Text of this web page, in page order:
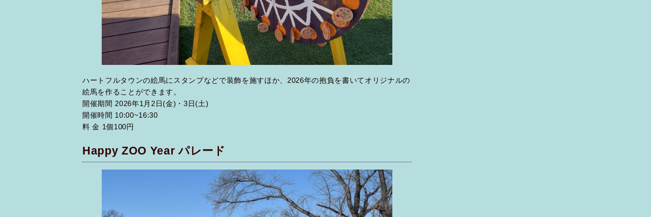
ハートフルタウンの絵馬にスタンプなどで装飾を施すほか、2026年の抱負を書いてオリジナルの
絵馬を作ることができます。
開催期間 2026年1月2日(金)・3日(土)
開催時間 10:00~16:30
料 金 1個100円
Happy ZOO Year パレード